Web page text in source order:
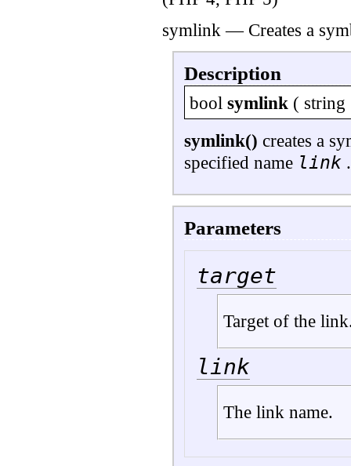
symlink — Creates a
Description
bool symlink ( string
symlink() creates a
specified name link.
Parameters
target
Target of the
link
The link name.